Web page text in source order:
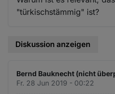
"türkischstämmig" ist?
Diskussion anzeigen
Bernd Bauknecht (nicht
Fr. 28 Jun 2019 - 00:22